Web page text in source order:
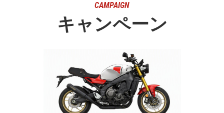
CAMPAIGN
キャンペーン